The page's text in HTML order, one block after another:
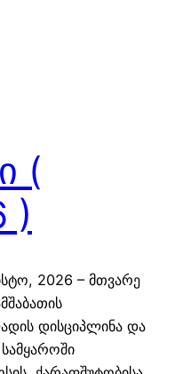
(
)
2026 – მთვარე
დისციპლინა და